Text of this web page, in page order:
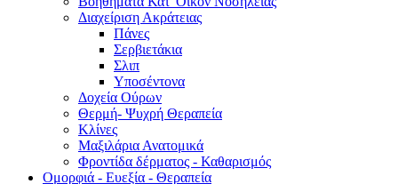
Διαχείριση Ακράτειας
Πάνες
Σερβιετάκια
Σλιπ
Υποσέντονα
Δοχεία Ούρων
Θερμή- Ψυχρή Θεραπεία
Κλίνες
Μαξιλάρια Ανατομικά
Φροντίδα δέρματος - Καθαρισμός
Ομορφιά - Ευεξία - Θεραπεία